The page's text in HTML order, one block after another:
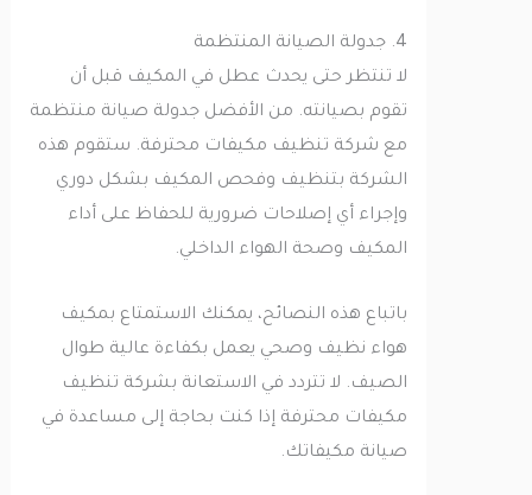
لا تنتظر حتى يحدث عطل في المكيف قبل أن
تقوم بصيانته. من الأفضل جدولة صيانة منتظمة
مع شركة تنظيف مكيفات محترفة. ستقوم هذه
الشركة بتنظيف وفحص المكيف بشكل دوري
وإجراء أي إصلاحات ضرورية للحفاظ على أداء
المكيف وصحة الهواء الداخلي.
باتباع هذه النصائح، يمكنك الاستمتاع بمكيف
هواء نظيف وصحي يعمل بكفاءة عالية طوال
الصيف. لا تتردد في الاستعانة بشركة تنظيف
مكيفات محترفة إذا كنت بحاجة إلى مساعدة في
صيانة مكيفاتك.